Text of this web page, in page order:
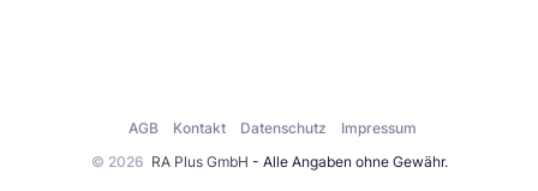
© 2026 RA Plus GmbH - Alle Angaben ohne Gewähr.
AGB Kontakt Datenschutz Impressum